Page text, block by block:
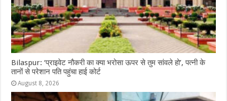
Bilaspur: ‘प्राइवेट नौकरी का क्या भरोसा ऊपर से तुम सांवले हो’, पत्नी के
तानों से परेशान पति पहुंचा हाई कोर्ट
August 8, 2026